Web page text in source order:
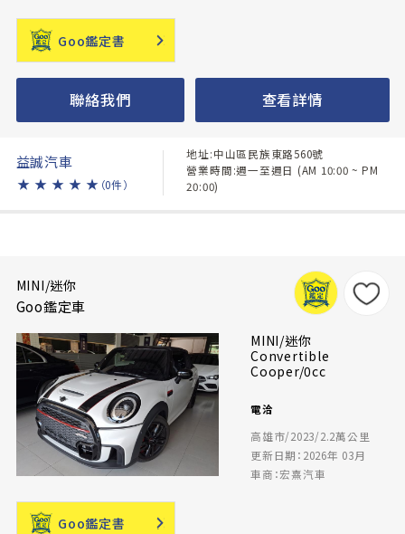
Goo鑑定書
聯絡我們 查看詳情
益誠汽車
★ ★ ★ ★ ★ （0件）
地址:中山區民族東路560號
營業時間:週一至週日 (AM 10:00 ~ PM
20:00)
MINI/迷你
Goo鑑定車
MINI/迷你
Convertible
Cooper/0cc
電洽
高雄市/2023/2.2萬公里
更新日期：2026年 03月
車商：宏熹汽車
Goo鑑定書